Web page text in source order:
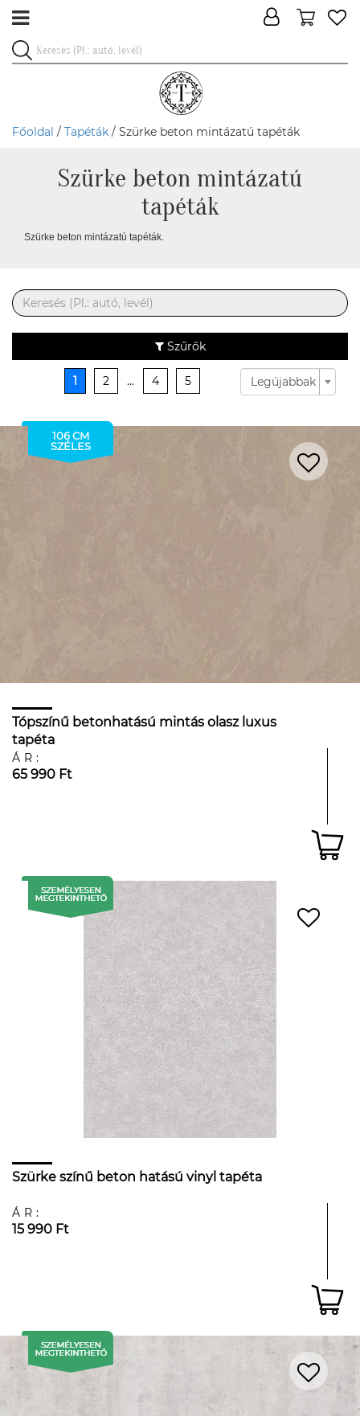
Főoldal / Tapéták / Szürke beton mintázatú tapéták
Szürke beton mintázatú
tapéták
Szürke beton mintázatú tapéták.
Szűrők
1 2 ... 4 5 Legújabbak
106 CM
SZÉLES
Tópszínű betonhatású mintás olasz luxus
tapéta
ÁR:
65 990 Ft
Szürke színű beton hatású vinyl tapéta
ÁR:
15 990 Ft